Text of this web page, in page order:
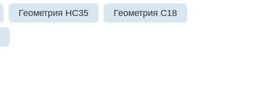
Геометрия HC35 Геометрия С18